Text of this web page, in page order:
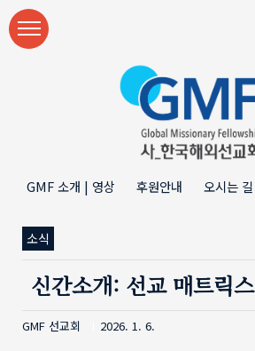
본문 바로가기
GMF 소개 | 영상 후원안내 오시는 길
소식
신간소개: 선교 매트릭스
GMF 선교회 2026. 1. 6.